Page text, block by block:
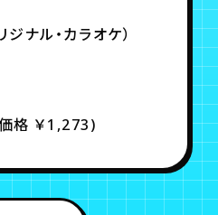
ナル・カラオケ）
格 ￥1,273)